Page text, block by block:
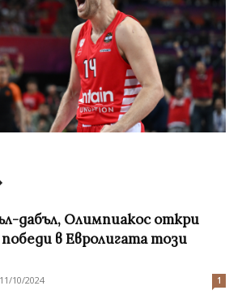
дабъл, Олимпиакос откри
в Евролигата този
11/10/2024 1